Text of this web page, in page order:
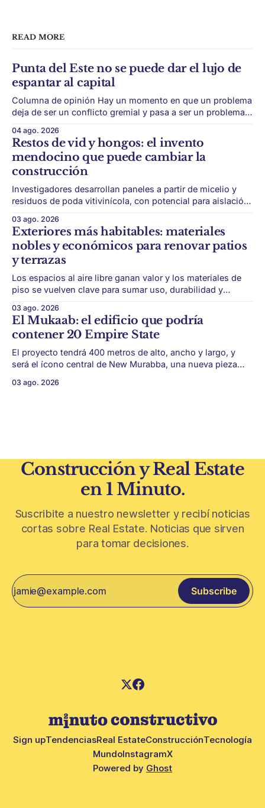
READ MORE
Punta del Este no se puede dar el lujo de
espantar al capital
Columna de opinión Hay un momento en que un problema
deja de ser un conflicto gremial y pasa a ser un problema
sin rodeos: lo que está en juego en Punta del Este no es
una obra, ni una temporada,
04 ago. 2026
Restos de vid y hongos: el invento
mendocino que puede cambiar la
construcción
Investigadores desarrollan paneles a partir de micelio y
residuos de poda vitivinícola, con potencial para aislación
puede convertir un residuo vitivinícola en un material de
construcción. El desarrollo parte de restos de poda de vid
y micelio, la parte vegetativa de los
03 ago. 2026
Exteriores más habitables: materiales
nobles y económicos para renovar patios
y terrazas
Los espacios al aire libre ganan valor y los materiales de
piso se vuelven clave para sumar uso, durabilidad y
y terrazas se volvieron protagonistas de la vivienda.
Después de años en los que el exterior era visto como un
plus,
03 ago. 2026
El Mukaab: el edificio que podría
contener 20 Empire State
El proyecto tendrá 400 metros de alto, ancho y largo, y
será el ícono central de New Murabba, una nueva pieza
avanza con una de las obras más ambiciosas del
03 ago. 2026
Construcción y Real Estate
en 1 Minuto.
Suscribite a nuestro newsletter y recibí noticias
cortas sobre Real Estate. Noticias que sirven
para tomar decisiones.
Subscribe
Sign upTendenciasReal EstateConstrucciónTecnología
MundoInstagramX
Powered by Ghost